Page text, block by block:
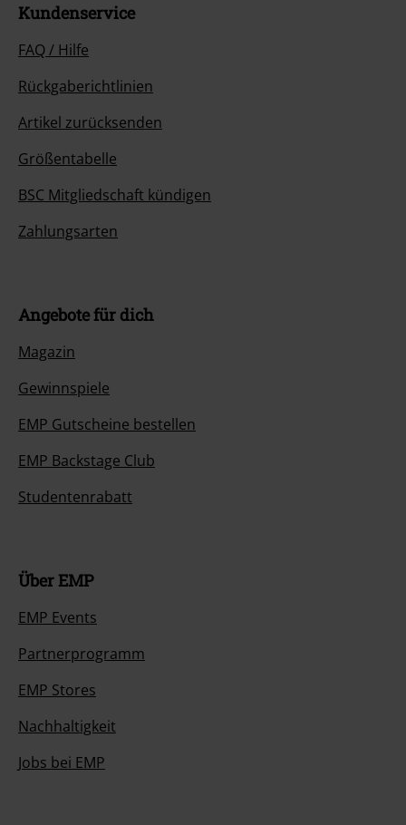
Kundenservice
FAQ / Hilfe
Rückgaberichtlinien
Artikel zurücksenden
Größentabelle
BSC Mitgliedschaft kündigen
Zahlungsarten
Angebote für dich
Magazin
Gewinnspiele
EMP Gutscheine bestellen
EMP Backstage Club
Studentenrabatt
Über EMP
EMP Events
Partnerprogramm
EMP Stores
Nachhaltigkeit
Jobs bei EMP